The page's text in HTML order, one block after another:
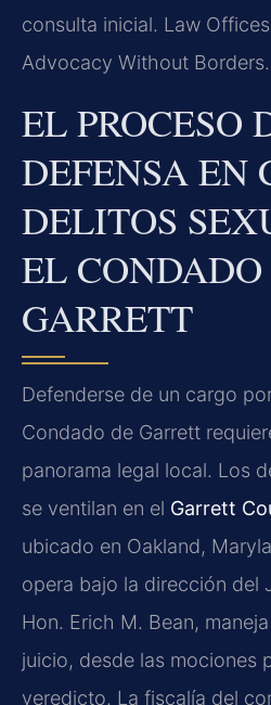
consulta inicial. Law Offices
Advocacy Without Borders.
EL PROCESO
DEFENSA EN
DELITOS
EL
GARRETT
Defenderse de un cargo
Condado de Garrett
panorama legal local. Los
se ventilan en el Garrett
ubicado en Oakland,
opera bajo la dirección del
Hon. Erich M. Bean,
juicio, desde las mociones
veredicto. La fiscalía del